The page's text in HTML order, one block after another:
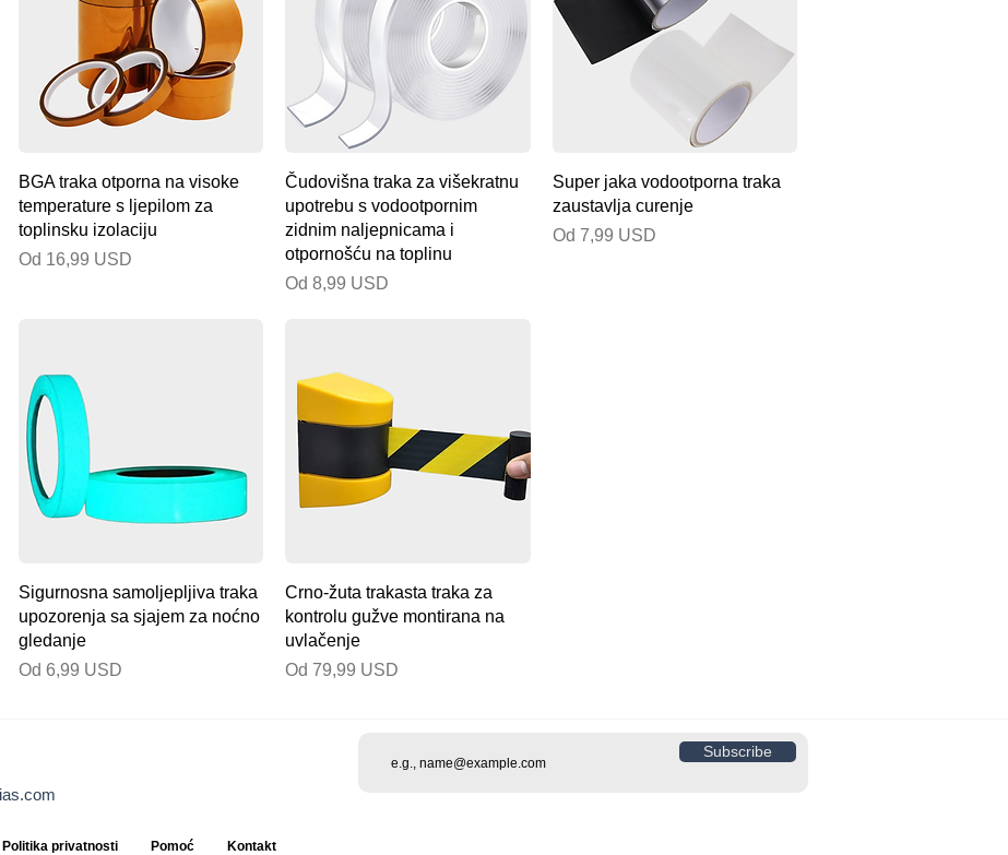
Brzi pregled
BGA traka otporna na visoke
temperature s ljepilom za
toplinsku izolaciju
Od 16,99 USD
Cijena s popustom
Brzi pregled
Čudovišna traka za višekratnu
upotrebu s vodootpornim
zidnim naljepnicama i
otpornošću na toplinu
Od 8,99 USD
Cijena s popustom
Brzi pregled
Super jaka vodootporna traka
zaustavlja curenje
Od 7,99 USD
Cijena s popustom
Brzi pregled
Sigurnosna samoljepljiva traka
upozorenja sa sjajem za noćno
gledanje
Od 6,99 USD
Cijena s popustom
Brzi pregled
Crno-žuta trakasta traka za
kontrolu gužve montirana na
uvlačenje
Od 79,99 USD
Cijena s popustom
Subscribe
Politika privatnosti Pomoć Kontakt